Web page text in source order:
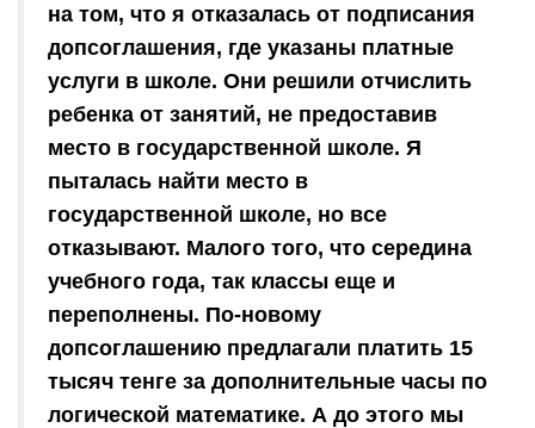
на том, что я отказалась от подписания
допсоглашения, где указаны платные
услуги в школе. Они решили отчислить
ребенка от занятий, не предоставив
место в государственной школе. Я
пыталась найти место в
государственной школе, но все
отказывают. Малого того, что середина
учебного года, так классы еще и
переполнены. По-новому
допсоглашению предлагали платить 15
тысяч тенге за дополнительные часы по
логической математике. А до этого мы